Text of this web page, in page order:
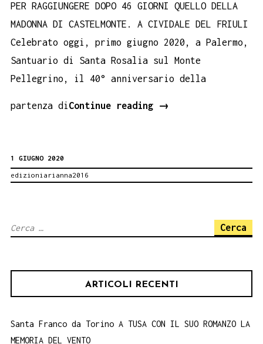
PER RAGGIUNGERE DOPO 46 GIORNI QUELLO DELLA
MADONNA DI CASTELMONTE. A CIVIDALE DEL FRIULI
Celebrato oggi, primo giugno 2020, a Palermo,
Santuario di Santa Rosalia sul Monte
Pellegrino, il 40° anniversario della
partenza diContinue reading
PALERMO
A
PIEDI
SANTA
→
1 GIUGNO 2020
edizioniarianna2016
Ricerca
ARTICOLI RECENTI
Santa Franco da Torino A TUSA CON IL SUO ROMANZO LA
MEMORIA DEL VENTO